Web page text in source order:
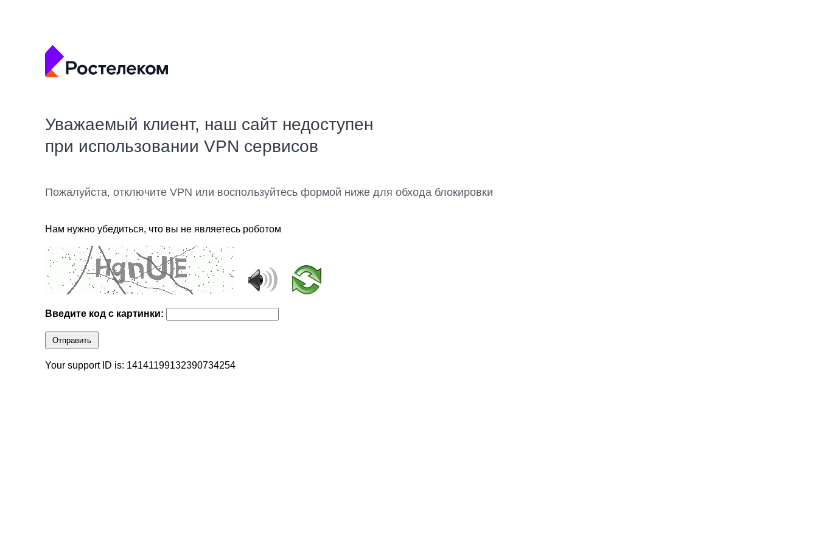
Уважаемый клиент, наш сайт недоступен
при использовании VPN сервисов
Пожалуйста, отключите VPN или воспользуйтесь формой ниже для обхода блокировки
Нам нужно убедиться, что вы не являетесь роботом
Введите код с картинки:
Отправить
Your support ID is: 14141199132390734254